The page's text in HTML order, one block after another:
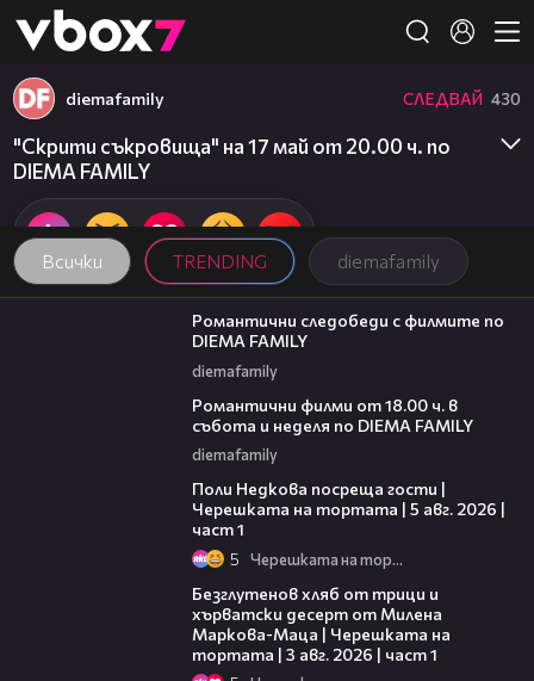
👾
Всички TRENDING diemafamily
diemafamily СЛЕДВАЙ 430
"Скрити съкровища" на 17 май от 20.00 ч. по
DIEMA FAMILY
00:31
Романтични следобеди с филмите по
DIEMA FAMILY
diemafamily
Романтични филми от 18.00 ч. в
събота и неделя по DIEMA FAMILY
diemafamily
Поли Недкова посреща гости |
Черешката на тортата | 5 авг. 2026 |
част 1
5 Черешката на тортата
Безглутенов хляб от трици и
хърватски десерт от Милена
Маркова-Маца | Черешката на
тортата | 3 авг. 2026 | част 1